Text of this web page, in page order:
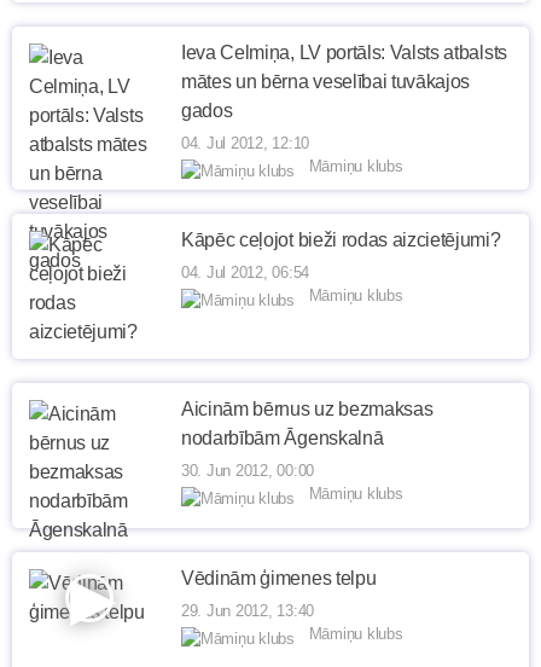
Ieva Celmiņa, LV portāls: Valsts atbalsts
mātes un bērna veselībai tuvākajos
gados
04. Jul 2012, 12:10
Māmiņu klubs
Kāpēc ceļojot bieži rodas aizcietējumi?
04. Jul 2012, 06:54
Māmiņu klubs
Aicinām bērnus uz bezmaksas
nodarbībām Āgenskalnā
30. Jun 2012, 00:00
Māmiņu klubs
Vēdinām ģimenes telpu
29. Jun 2012, 13:40
Māmiņu klubs